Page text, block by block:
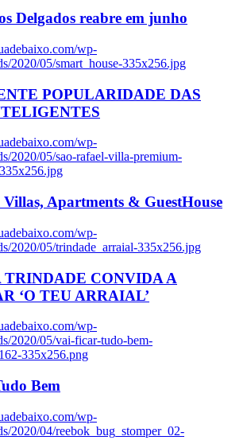
Delgados reabre em junho
wp-
2020/05/smart_house-335x256.jpg
POPULARIDADE DAS
wp-
2020/05/sao-rafael-villa-premium-
Villas, Apartments & GuestHouse
wp-
2020/05/trindade_arraial-335x256.jpg
TRINDADE CONVIDA A
‘O TEU ARRAIAL’
wp-
2020/05/vai-ficar-tudo-bem-
335x256.png
Bem
wp-
2020/04/reebok_bug_stomper_02-